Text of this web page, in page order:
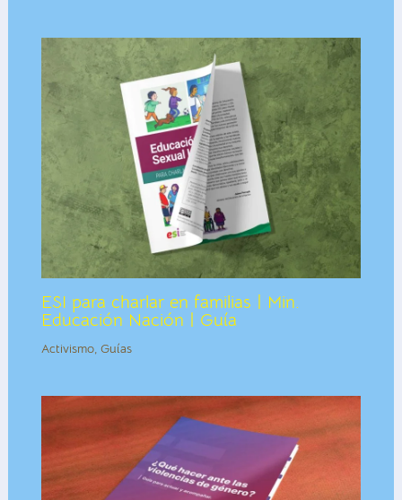
ESI para charlar en familias | Min.
Educación Nación | Guía
Activismo, Guías